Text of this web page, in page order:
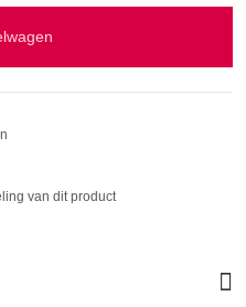
van dit product